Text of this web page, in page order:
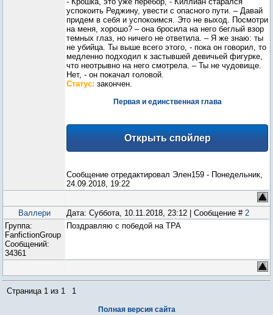
успокоить Реджину, увести с опасного пути. – Давай
придем в себя и успокоимся. Это не выход. Посмотри
на меня, хорошо? – она бросила на него беглый взор
темных глаз, но ничего не ответила. – Я же знаю: ты
не убийца. Ты выше всего этого, - пока он говорил, то
медленно подходил к застывшей девичьей фигурке,
что неотрывно на него смотрела. – Ты не чудовище.
Нет, - он покачал головой.
Статус: закончен.
Первая и единственная глава
Сообщение отредактировал Элен159 - Понедельник,
24.09.2018, 19:22
Валлери Дата: Суббота, 10.11.2018, 23:12 | Сообщение # 2
Группа:
FanfictionGroup
Сообщений:
34361
Поздравляю с победой на ТРА
Страница 1 из 1 1
Полная версия сайта